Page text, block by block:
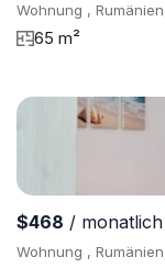
Wohnung ,
65 m²
$468 / monatlich
Wohnung ,